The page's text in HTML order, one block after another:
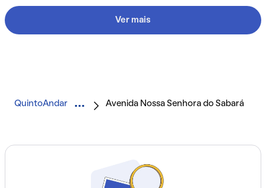
Ver mais
QuintoAndar Avenida Nossa Senhora do Sabará